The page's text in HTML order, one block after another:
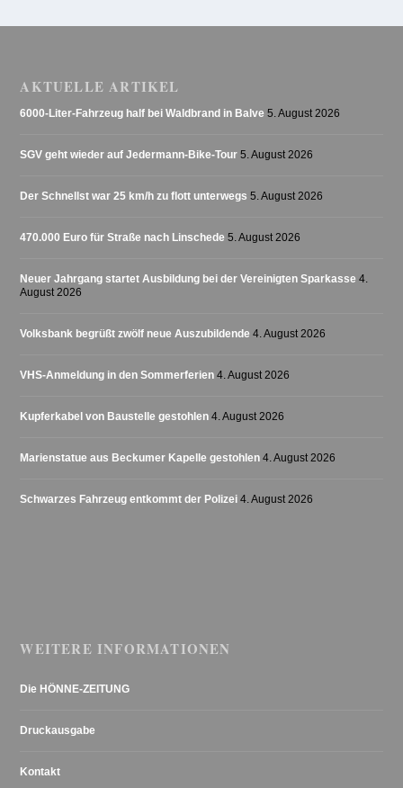
AKTUELLE ARTIKEL
6000-Liter-Fahrzeug half bei Waldbrand in Balve 5. August 2026
SGV geht wieder auf Jedermann-Bike-Tour 5. August 2026
Der Schnellst war 25 km/h zu flott unterwegs 5. August 2026
470.000 Euro für Straße nach Linschede 5. August 2026
Neuer Jahrgang startet Ausbildung bei der Vereinigten Sparkasse 4.
August 2026
Volksbank begrüßt zwölf neue Auszubildende 4. August 2026
VHS-Anmeldung in den Sommerferien 4. August 2026
Kupferkabel von Baustelle gestohlen 4. August 2026
Marienstatue aus Beckumer Kapelle gestohlen 4. August 2026
Schwarzes Fahrzeug entkommt der Polizei 4. August 2026
WEITERE INFORMATIONEN
Die HÖNNE-ZEITUNG
Druckausgabe
Kontakt